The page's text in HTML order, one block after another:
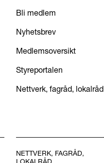
Bli medlem
Nyhetsbrev
Medlemsoversikt
Styreportalen
Nettverk, fagråd, lokalråd
NETTVERK, FAGRÅD,